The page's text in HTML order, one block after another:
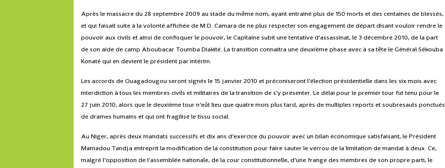
Après le massacre du 28 septembre 2009 au stade du même nom, ayant entrainé plus de 150 morts et des centaines de blessés,
et qui faisait suite à la volonté affichée de M.D. Camara de ne plus respecter son engagement de départ disant vouloir rendre le
pouvoir aux civils et ainsi de confisquer le pouvoir, le Capitaine subit une tentative d’assassinat, le 3 décembre 2010, de la part
de son aide de camp Aboubacar Toumba Diakité. La transition connaitra une deuxième phase avec à sa tête leGénéral Sékouba
Konaté qui en devient le président par intérim.
Les accords de Ouagadougou seront signés le 15 janvier 2010 et préconiseront l’élection présidentielle dans les six mois avec
interdiction à tous les membres civils et militaires de la transition de s’y présenter. Le délai pour le premier tour fut tenu pour le
27 juin 2010, alors que le deuxième tour n’eût lieu que quatre mois plus tard, après de multiples reports et soubresauts ponctués
de drames humains et qui ont fragilisé le tissu social.
Au Niger, après deux mandats successifs et dix ans d’exercice du pouvoir avec un bilan économique satisfaisant, le Président
Mamadou Tandja entreprit la modification de la constitution pour faire sauter le verrou de la limitation de mandat à deux. Ce,
malgré l’opposition de l’assemblée nationale, de la cour constitutionnelle, d’une frange des membres de son propre parti, le